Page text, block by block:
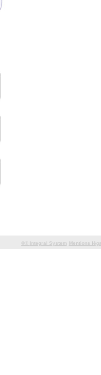
Integral System Mentions